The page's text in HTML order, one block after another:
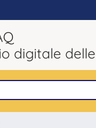
digitale